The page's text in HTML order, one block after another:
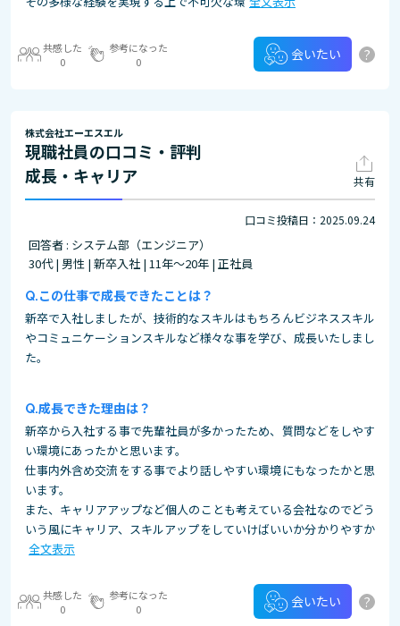
共感した
0
参考になった
0
会いたい ?
株式会社エーエスエル
現職社員の口コミ・評判
成長・キャリア
共有
口コミ投稿日：2025.09.24
回答者 : システム部（エンジニア）
30代 | 男性 | 新卒入社 | 11年～20年 | 正社員
この仕事で成長できたことは？
新卒で入社しましたが、技術的なスキルはもちろんビジネススキル
やコミュニケーションスキルなど様々な事を学び、成長いたしまし
た。
成長できた理由は？
新卒から入社する事で先輩社員が多かったため、質問などをしやす
い環境にあったかと思います。
仕事内外含め交流をする事でより話しやすい環境にもなったかと思
います。
また、キャリアアップなど個人のことも考えている会社なのでどう
いう風にキャリア、スキルアップをしていけばいいか分かりやすか
全文表示
共感した
0
参考になった
0
会いたい ?